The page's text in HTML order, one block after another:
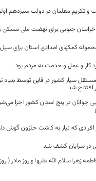
تکریم معلمان در دولت سیزدهم
خراسان جنوبی برای نهضت ملی مسکن
کمکهای امدادی استان برای
کار و عمل و خدمت به مردم بود
مستقل سیار کشور در قاین توسط
افتتاح شد
جوانان در پنج استان کشور اجرا
افرادی که نیاز به کاشت حلزون گوش
در سرایان کشف شد
زهرا سلام الله عليها و روز مادر (